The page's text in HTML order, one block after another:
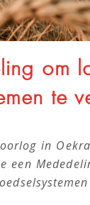
om
te
in
een